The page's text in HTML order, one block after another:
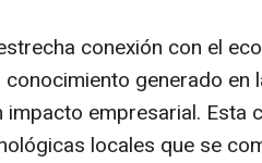
conexión con el
generado en
empresarial. Esta
locales que se